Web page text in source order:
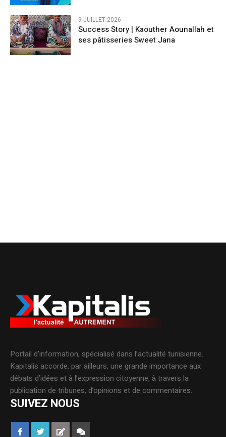
9 JUILLET 2026
Success Story | Kaouther Aounallah et
ses pâtisseries Sweet Jana
Portail d’information, spécialisé dans l’actualité tunisienne.
Kapitalis accorde, par ailleurs, une grande importance aux
débats d’idées et à l’expression citoyenne, à travers la
publication de tribunes, d’opinions et de commentaires.
SUIVEZ NOUS